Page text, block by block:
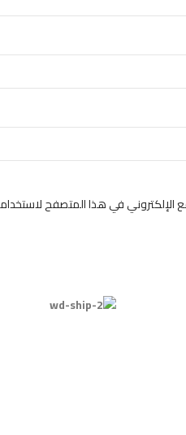
الإلكتروني في هذا المتصفح